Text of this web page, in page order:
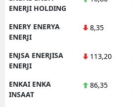
ENERJI HOLDING
ENERY ENERYA
ENERJI
8,35
ENJSA ENERJISA
ENERJI
113,20
ENKAI ENKA
INSAAT
86,35